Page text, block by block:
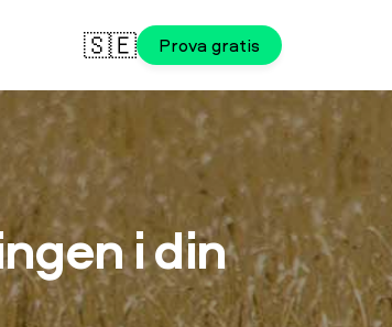
🇸🇪 Prova gratis
i din